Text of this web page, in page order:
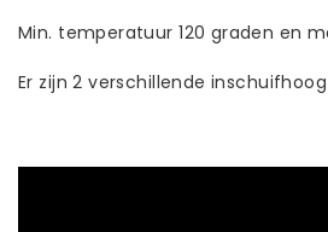
Min. temperatuur 120 graden en
Er zijn 2 verschillende